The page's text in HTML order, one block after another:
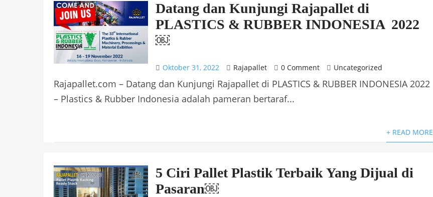
Datang dan Kunjungi Rajapallet di
PLASTICS & RUBBER INDONESIA 2022
￼
Oktober 31, 2022 Rajapallet 0 Comment Uncategorized
Rajapallet.com – Datang dan Kunjungi Rajapallet di PLASTICS & RUBBER INDONESIA 2022
– Plastics & Rubber Indonesia adalah pameran bertaraf...
+ READ MORE
5 Ciri Pallet Plastik Terbaik Yang Dijual di
Pasaran￼